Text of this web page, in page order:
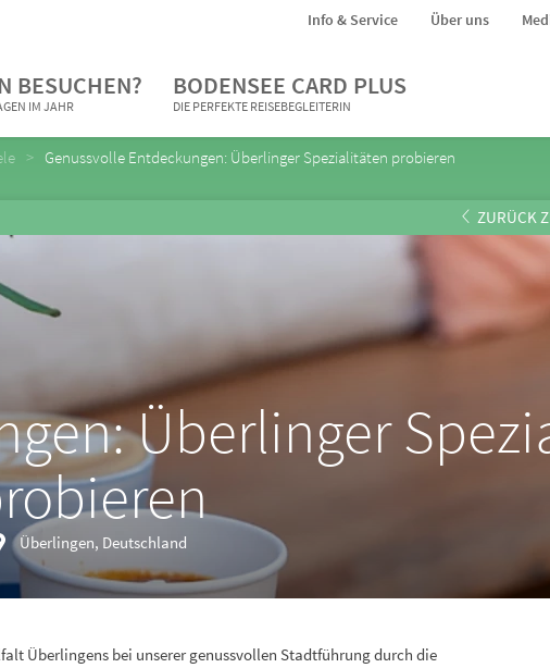
Info & Service Über uns
BESUCHEN?
IM JAHR
BODENSEE CARD PLUS
DIE PERFEKTE REISEBEGLEITERIN
Genussvolle Entdeckungen: Überlinger Spezialitäten probieren
ZURÜCK
Überlinger
Überlingen, Deutschland
Überlingens bei unserer genussvollen Stadtführung durch die